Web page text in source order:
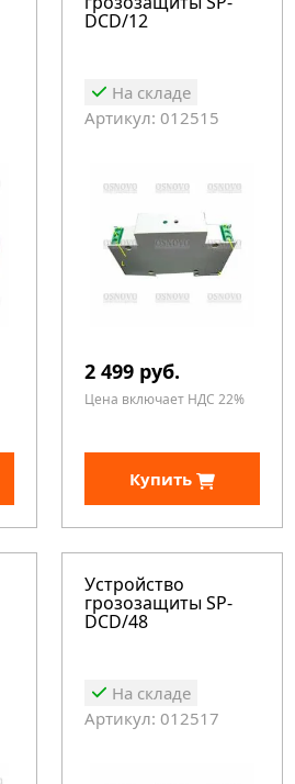
DCD/12
На складе
Артикул: 012515
2 499 руб.
Цена включает НДС 22%
Купить
Устройство
грозозащиты SP-
DCD/48
На складе
Артикул: 012517